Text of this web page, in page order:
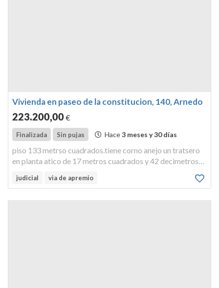
Vivienda en paseo de la constitucion, 140, Arnedo
223.200,00€
Finalizada Sin pujas Hace3 meses y 30 días
piso 133 metrso cuadrados.tiene corno anejo un tratsero
en planta atico de 17 metros cuadrados y 42 decimetros
2.judicial via de apremio